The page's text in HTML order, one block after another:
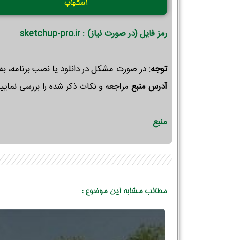
اسکچاپ
رمز فایل (در صورت نیاز) : sketchup-pro.ir
توجه: در صورت مشکل در دانلود یا نصب برنامه،
آدرس منبعمراجعه و نکات ذکر شده را بررسی
منبع
مطالب مشابه این موضوع :